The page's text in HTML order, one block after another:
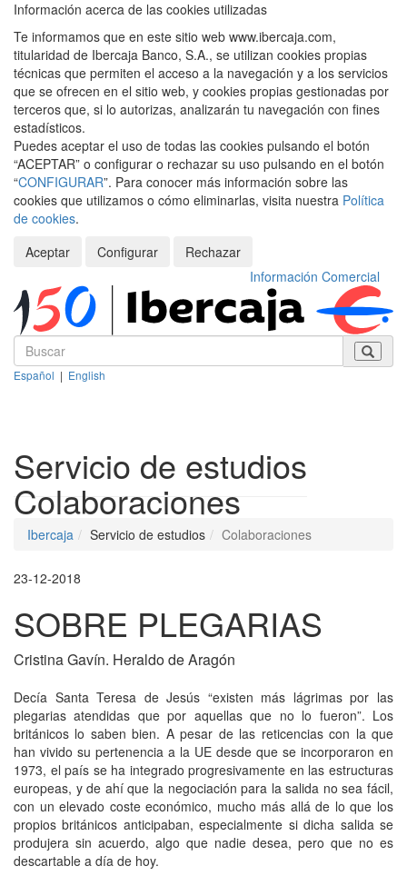
Información acerca de las cookies utilizadas
Te informamos que en este sitio web www.ibercaja.com,
titularidad de Ibercaja Banco, S.A., se utilizan cookies propias
técnicas que permiten el acceso a la navegación y a los servicios
que se ofrecen en el sitio web, y cookies propias gestionadas por
terceros que, si lo autorizas, analizarán tu navegación con fines
estadísticos.
Puedes aceptar el uso de todas las cookies pulsando el botón
“ACEPTAR” o configurar o rechazar su uso pulsando en el botón
“CONFIGURAR”. Para conocer más información sobre las
cookies que utilizamos o cómo eliminarlas, visita nuestra Política
de cookies.
Aceptar
Configurar
Rechazar
Información Comercial
Español | English
Servicio de estudios
Colaboraciones
Ibercaja Servicio de estudios Colaboraciones
23-12-2018
SOBRE PLEGARIAS
Cristina Gavín. Heraldo de Aragón
Decía Santa Teresa de Jesús “existen más lágrimas por las
plegarias atendidas que por aquellas que no lo fueron”. Los
británicos lo saben bien. A pesar de las reticencias con la que
han vivido su pertenencia a la UE desde que se incorporaron en
1973, el país se ha integrado progresivamente en las estructuras
europeas, y de ahí que la negociación para la salida no sea fácil,
con un elevado coste económico, mucho más allá de lo que los
propios británicos anticipaban, especialmente si dicha salida se
produjera sin acuerdo, algo que nadie desea, pero que no es
descartable a día de hoy.